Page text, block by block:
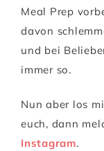
Meal Prep
davon
und bei
immer so.
Nun aber los
euch, dann
Instagram.